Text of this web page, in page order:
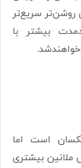
سریع‌تر
بیشتر با
.
است اما
ملانین بیشتری